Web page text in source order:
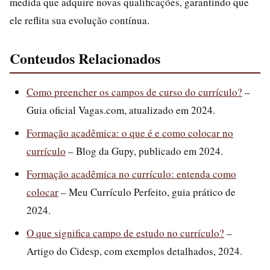
ele reflita sua evolução contínua.
Conteudos Relacionados
Como preencher os campos de curso do currículo? –
Guia oficial Vagas.com, atualizado em 2024.
Formação acadêmica: o que é e como colocar no
currículo – Blog da Gupy, publicado em 2024.
Formação acadêmica no currículo: entenda como
colocar– Meu Currículo Perfeito, guia prático de
2024.
O que significa campo de estudo no currículo? –
Artigo do Cidesp, com exemplos detalhados, 2024.